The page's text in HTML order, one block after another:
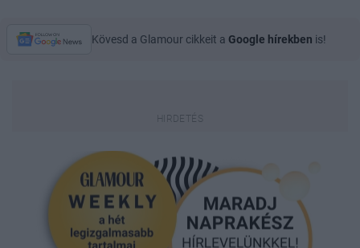
Kövesd a Glamour cikkeit a Google hírekben is!